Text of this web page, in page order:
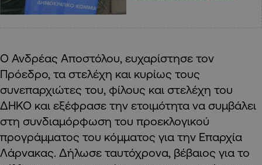
Ο Ανδρέας Αποστόλου, ευχαρίστησε τον
Πρόεδρο, τα στελέχη και κυρίως τους
συνεπαρχιώτες του, φίλους και στελέχη του
ΔΗΚΟ και εξέφρασε την ετοιμότητα να συμβάλει
στη συνδιαμόρφωση του προεκλογικού
προγράμματος του κόμματος για την Επαρχία
Λάρνακας. Δήλωσε ταυτόχρονα, βέβαιος για το